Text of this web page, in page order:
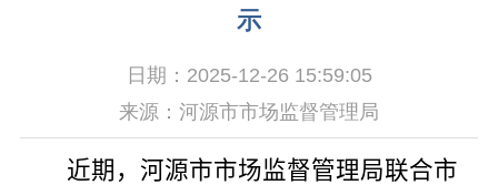
示
日期：2025-12-26 15:59:05
来源：河源市市场监督管理局
近期，河源市市场监督管理局联合市